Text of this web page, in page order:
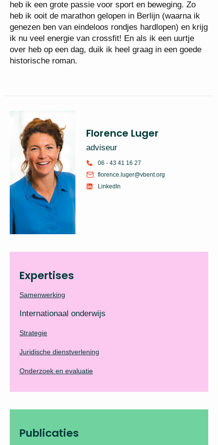
heb ik een grote passie voor sport en beweging. Zo
heb ik ooit de marathon gelopen in Berlijn (waarna ik
genezen ben van eindeloos rondjes hardlopen) en krijg
ik nu veel energie van crossfit! En als ik een uurtje
over heb op een dag, duik ik heel graag in een goede
historische roman.
Florence Luger
adviseur
06 - 43 41 16 27
florence.luger@vbent.org
LinkedIn
Expertises
Samenwerking
Internationaal onderwijs
Strategie
Juridische dienstverlening
Onderzoek en evaluatie
Publicaties